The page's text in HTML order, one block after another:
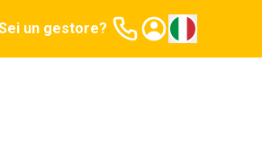
un gestore?